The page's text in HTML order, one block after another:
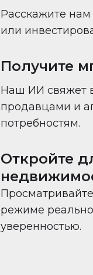
Расскажите
или
Получите
Наш ИИ свяжет
продавцами и
потребностям.
Откройте
режиме
уверенностью.